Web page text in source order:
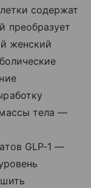
содержат
преобразует
женский
тела —
GLP-1 —